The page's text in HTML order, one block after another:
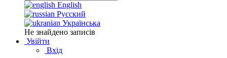
English
Русский
Українська
Не знайдено записів
Увійти
Вхід